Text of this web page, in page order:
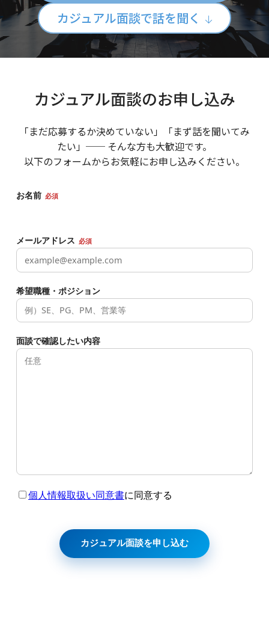
カジュアル面談で話を聞く
カジュアル面談のお申し込み
「まだ応募するか決めていない」「まず話を聞いてみ
たい」── そんな方も大歓迎です。
以下のフォームからお気軽にお申し込みください。